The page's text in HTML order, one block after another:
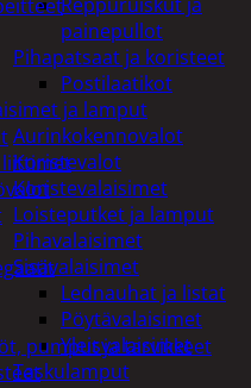
painepullot
Pihapatsaat ja koristeet
Postilaatikot
ja lamput
Aurinkokennovalot
Koristevalot
Koristevalaisimet
Loisteputket ja lamput
Pihavalaisimet
Sisävalaisimet
Lednauhat ja listat
Pöytävalaisimet
Yleisvalaisimet
Taskulamput
liittimet
pumput ja tarvikkeet